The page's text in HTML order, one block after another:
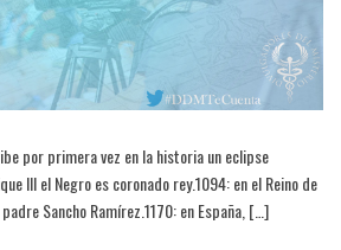
por primera vez en la historia un eclipse
III el Negro es coronado rey.1094: en el Reino de
Sancho Ramírez.1170: en España, […]